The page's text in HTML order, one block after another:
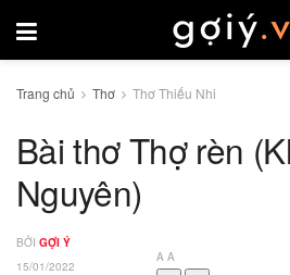
Trang chủ Thơ Thơ Thiếu Nhi
Bài thơ Thợ rèn
Nguyên)
BỞI GỢI Ý
15/01/2022
A A